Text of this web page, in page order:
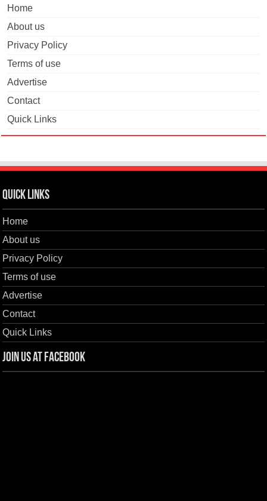
Home
About us
Privacy Policy
Terms of use
Advertise
Contact
Quick Links
Quick Links
Home
About us
Privacy Policy
Terms of use
Advertise
Contact
Quick Links
Join us at Facebook